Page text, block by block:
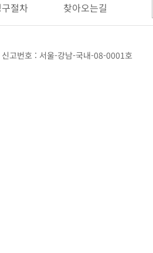
절차 찾아오는길
고번호 : 서울-강남-국내-08-0001호